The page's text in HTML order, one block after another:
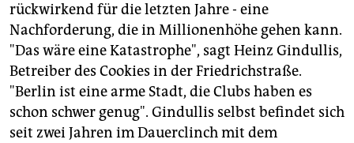
rückwirkend für die letzten Jahre - eine
Nachforderung, die in Millionenhöhe gehen kann.
"Das wäre eine Katastrophe", sagt Heinz Gindullis,
Betreiber des Cookies in der Friedrichstraße.
"Berlin ist eine arme Stadt, die Clubs haben es
schon schwer genug". Gindullis selbst befindet sich
seit zwei Jahren im Dauerclinch mit dem